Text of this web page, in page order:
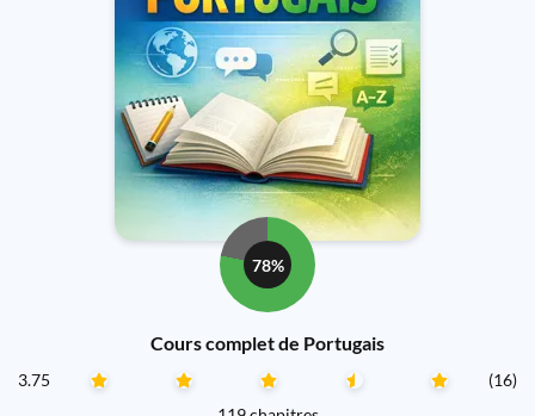
78%
Cours complet de Portugais
3.75
(16)